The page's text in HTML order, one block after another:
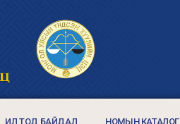
ИЛ ТОД БАЙДАЛ НОМЫН КАТАЛОГ